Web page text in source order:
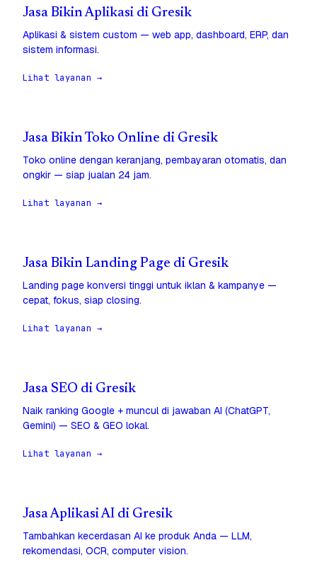
Jasa Bikin Aplikasi di Gresik
Aplikasi & sistem custom — web app, dashboard, ERP, dan
sistem informasi.
Lihat layanan →
Jasa Bikin Toko Online di Gresik
Toko online dengan keranjang, pembayaran otomatis, dan
ongkir — siap jualan 24 jam.
Lihat layanan →
Jasa Bikin Landing Page di Gresik
Landing page konversi tinggi untuk iklan & kampanye —
cepat, fokus, siap closing.
Lihat layanan →
Jasa SEO di Gresik
Naik ranking Google + muncul di jawaban AI (ChatGPT,
Gemini) — SEO & GEO lokal.
Lihat layanan →
Jasa Aplikasi AI di Gresik
Tambahkan kecerdasan AI ke produk Anda — LLM,
rekomendasi, OCR, computer vision.